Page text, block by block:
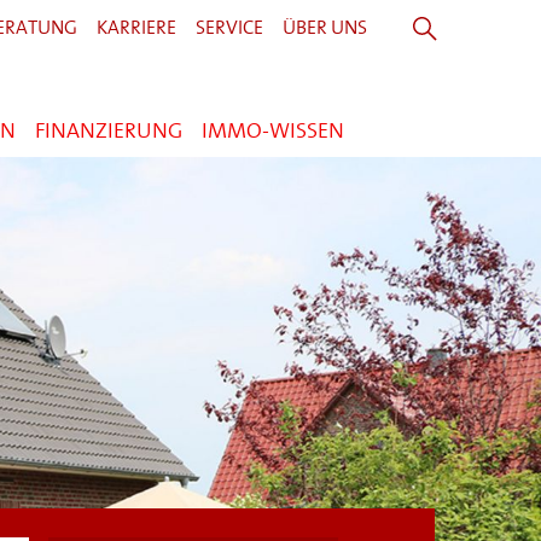
FINANZIERUNG IMMO-WISSEN
KARRIERE SERVICE ÜBER UNS